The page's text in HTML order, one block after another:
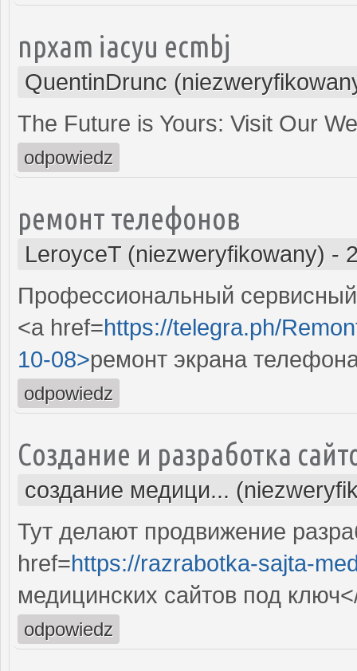
npxam iacyu ecmbj
QuentinDrunc
The Future is Yours: Visit Our
odpowiedz
ремонт телефонов
LeroyceT (niezweryfikowany) -
Профессиональный
<a href=https://telegra.ph/
10-08>ремонт экрана
odpowiedz
Создание и разработка
создание медици...
Тут делают продвижение
href=https://razrabotka-sajta-
медицинских сайтов под
odpowiedz